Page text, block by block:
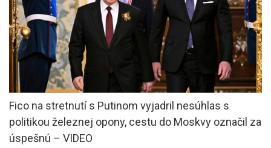
Fico na stretnutí s Putinom vyjadril nesúhlas s
politikou železnej opony, cestu do Moskvy označil za
úspešnú – VIDEO